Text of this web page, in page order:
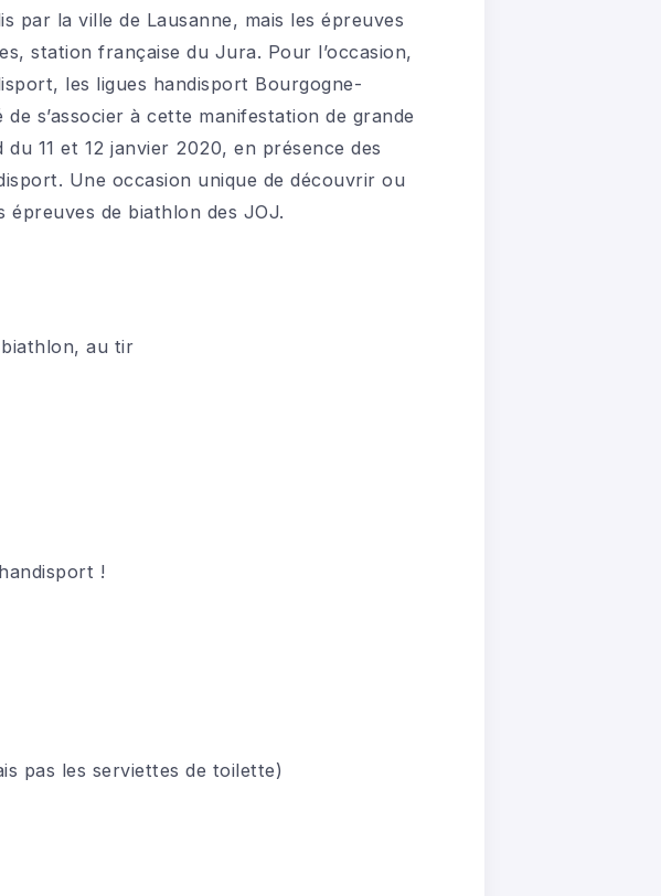
par la ville de Lausanne, mais les épreuves
station française du Jura. Pour l’occasion,
les ligues handisport Bourgogne-
s’associer à cette manifestation de grande
11 et 12 janvier 2020, en présence des
Une occasion unique de découvrir ou
de biathlon des JOJ.
au tir
!
pas les serviettes de toilette)